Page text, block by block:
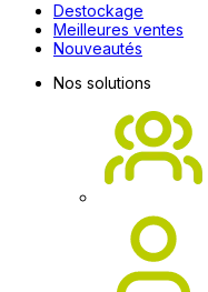
Destockage
Meilleures ventes
Nouveautés
Nos solutions